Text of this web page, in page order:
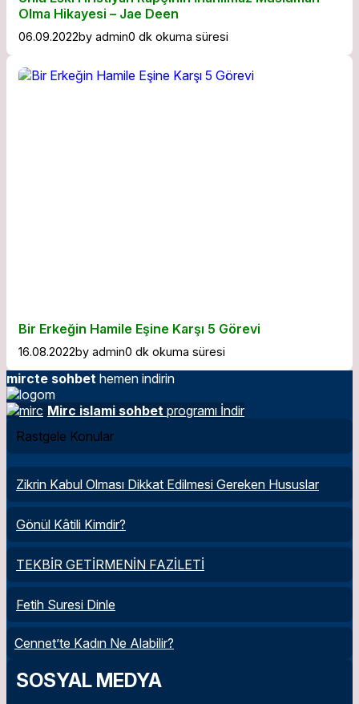
Olma Hikayesi – Jae Deen
06.09.2022by admin0 dk okuma süresi
Bir Erkeğin Hamile Eşine Karşı 5 Görevi
16.08.2022by admin0 dk okuma süresi
mircte sohbet hemen indirin
Mirc islami sohbet programı İndir
Rastgele Konular
Zikrin Kabul Olması Dikkat Edilmesi Gereken Hususlar
Gönül Kâtili Kimdir?
TEKBİR GETİRMENİN FAZİLETİ
Fetih Suresi Dinle
Cennet’te Kadın Ne Alabilir?
SOSYAL MEDYA